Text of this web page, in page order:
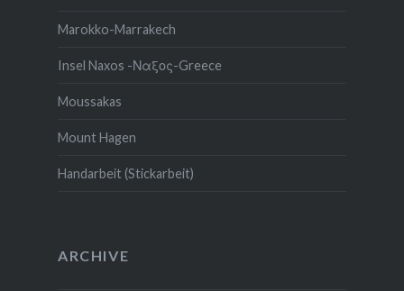
Marokko-Marrakech
Insel Naxos -Ναξος-Greece
Moussakas
Mount Hagen
Handarbeit (Stickarbeit)
ARCHIVE